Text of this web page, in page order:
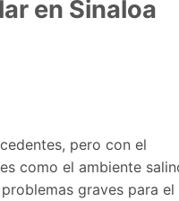
en Sinaloa
pero con el
como el ambiente
graves para el